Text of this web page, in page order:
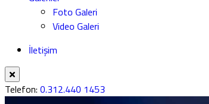
Foto Galeri
Video Galeri
İletişim
Telefon: 0.312.440 1453